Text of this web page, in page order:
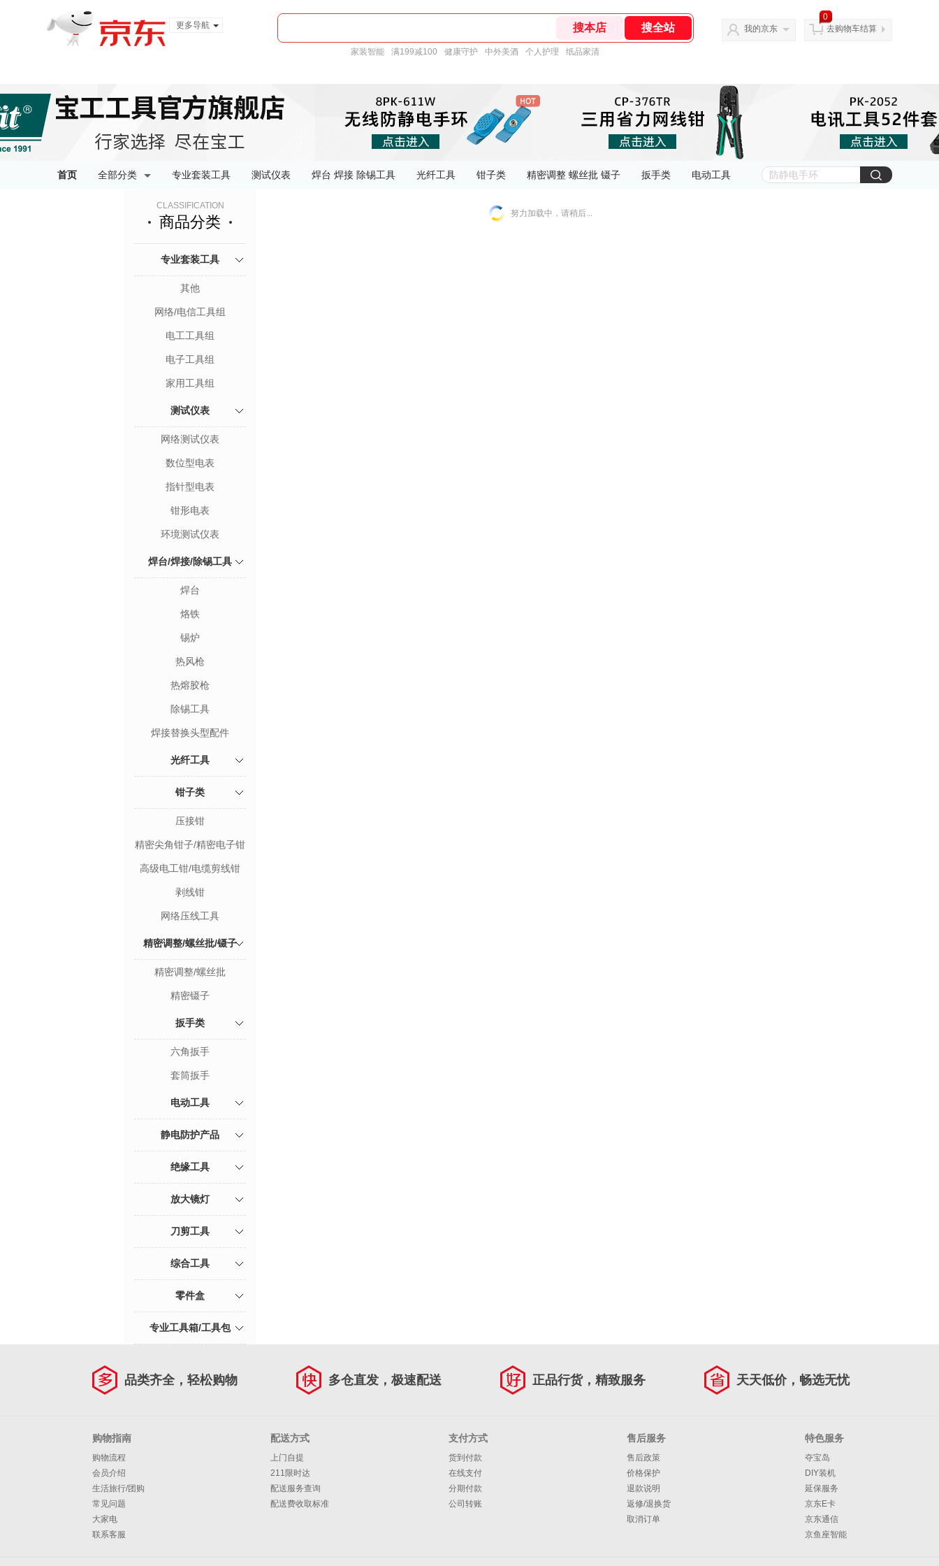
更多导航
家装智能 满199减100 健康守护 中外美酒 个人护理 纸品家清
我的京东
0
去购物车结算
首页 全部分类 专业套装工具 测试仪表 焊台 焊接 除锡工具 光纤工具 钳子类 精密调整 螺丝批 镊子 扳手类 电动工具
CLASSIFICATION
商品分类
专业套装工具
其他
网络/电信工具组
电工工具组
电子工具组
家用工具组
测试仪表
网络测试仪表
数位型电表
指针型电表
钳形电表
环境测试仪表
焊台/焊接/除锡工具
焊台
烙铁
锡炉
热风枪
热熔胶枪
除锡工具
焊接替换头型配件
光纤工具
钳子类
压接钳
精密尖角钳子/精密电子钳
高级电工钳/电缆剪线钳
剥线钳
网络压线工具
精密调整/螺丝批/镊子
精密调整/螺丝批
精密镊子
扳手类
六角扳手
套筒扳手
电动工具
静电防护产品
绝缘工具
放大镜灯
刀剪工具
综合工具
零件盒
专业工具箱/工具包
努力加载中，请稍后...
品类齐全，轻松购物 多仓直发，极速配送 正品行货，精致服务 天天低价，畅选无忧
购物指南
购物流程
会员介绍
生活旅行/团购
常见问题
大家电
联系客服
配送方式
上门自提
211限时达
配送服务查询
配送费收取标准
支付方式
货到付款
在线支付
分期付款
公司转账
售后服务
售后政策
价格保护
退款说明
返修/退换货
取消订单
特色服务
夺宝岛
DIY装机
延保服务
京东E卡
京东通信
京鱼座智能